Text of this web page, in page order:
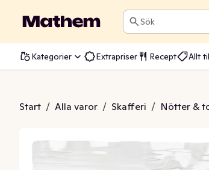
Sök
Kategorier Extrapriser Recept Allt
Start / Alla varor / Skafferi / Nötter &
EKO